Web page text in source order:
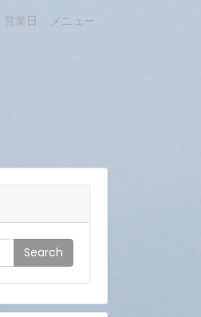
営業日 メニュー